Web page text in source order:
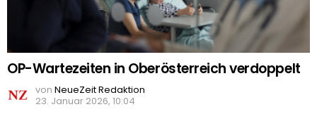
OP-Wartezeiten in Oberösterreich verdoppelt
von NeueZeit Redaktion
23. Januar 2026, 10:04